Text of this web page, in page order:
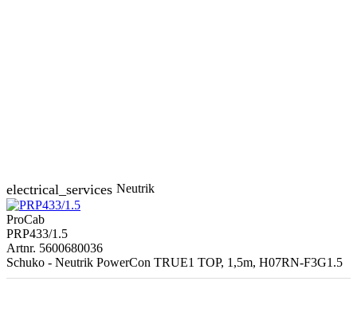
electrical_services Neutrik
ProCab
PRP433/1.5
Artnr. 5600680036
Schuko - Neutrik PowerCon TRUE1 TOP, 1,5m, H07RN-F3G1.5